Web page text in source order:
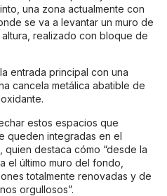
una zona actualmente con
se va a levantar un muro de
realizado con bloque de
entrada principal con una
cancela metálica abatible de
estos espacios que
queden integradas en el
quien destaca cómo “desde la
el último muro del fondo,
totalmente renovadas y de
orgullosos”.